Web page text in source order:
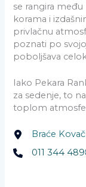
se rangira
korama i
privlačnu
poznati po
poboljšava
Iako Pekara
za sedenje, to
toplom
Braće
011 344